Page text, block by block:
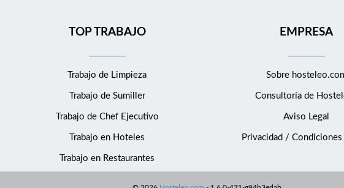
TOP TRABAJO
Trabajo de Limpieza
Trabajo de Sumiller
Trabajo de Chef Ejecutivo
Trabajo en Hoteles
Trabajo en Restaurantes
EMPRESA
Sobre
Consultoría de
Aviso Legal
Privacidad / Condiciones